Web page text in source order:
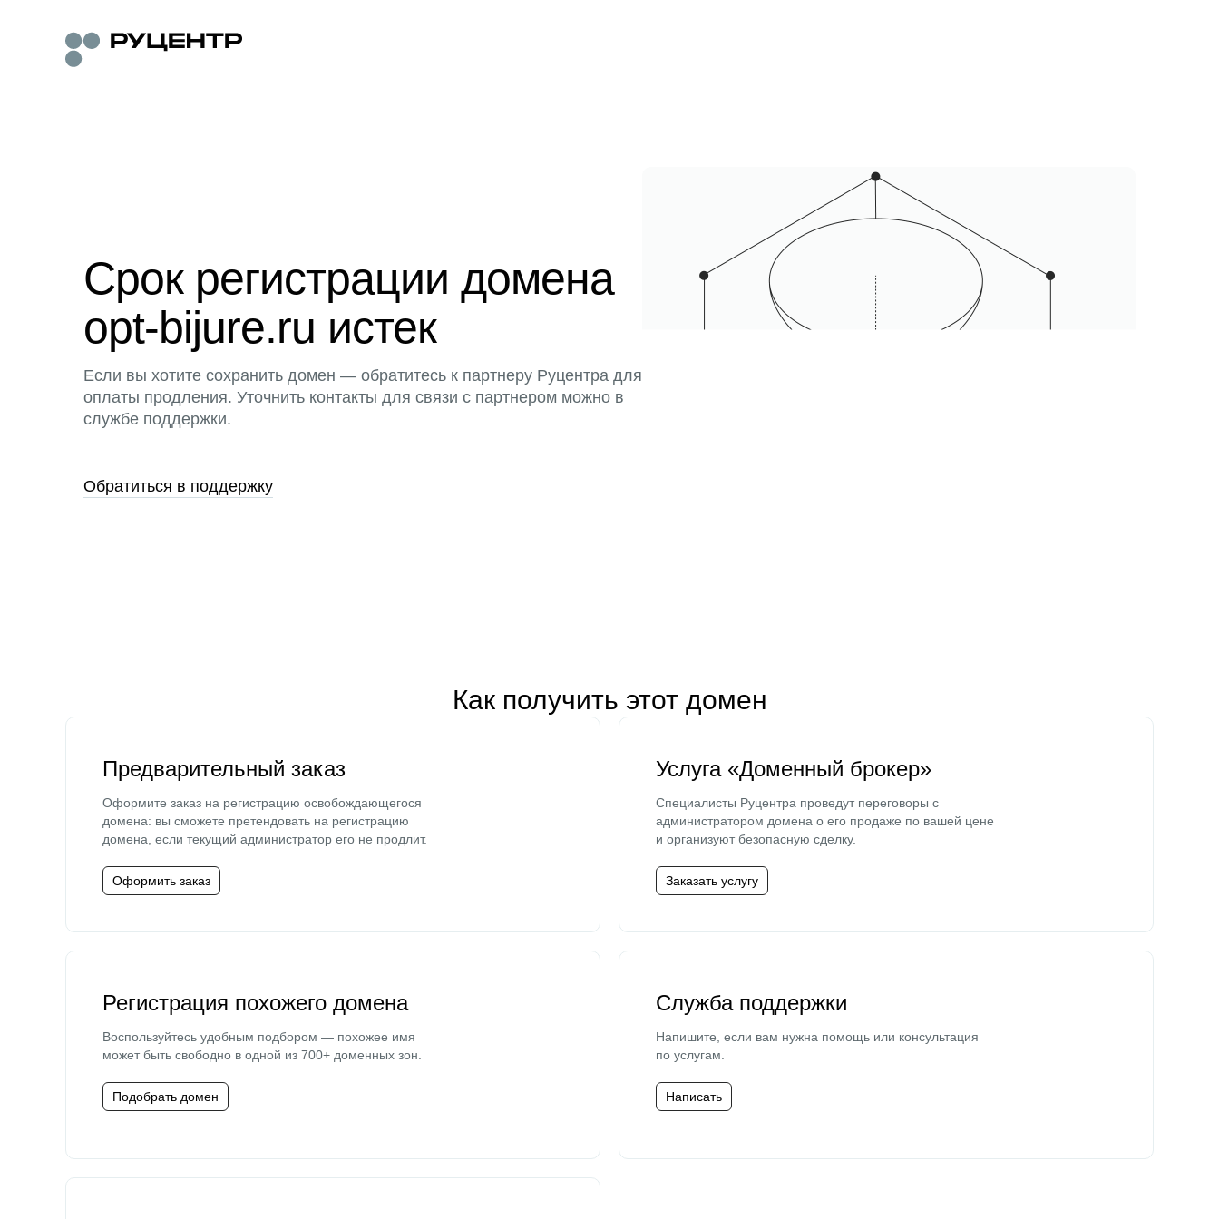
Срок регистрации домена
opt-bijure.ru истек
Если вы хотите сохранить домен — обратитесь к партнеру Руцентра для
оплаты продления. Уточнить контакты для связи с партнером можно в
службе поддержки.
Обратиться в поддержку
Как получить этот домен
Предварительный заказ
Оформите заказ на регистрацию освобождающегося
домена: вы сможете претендовать на регистрацию
домена, если текущий администратор его не продлит.
Оформить заказ
Услуга «Доменный брокер»
Специалисты Руцентра проведут переговоры с
администратором домена о его продаже по вашей цене
и организуют безопасную сделку.
Заказать услугу
Регистрация похожего домена
Воспользуйтесь удобным подбором — похожее имя
может быть свободно в одной из 700+ доменных зон.
Подобрать домен
Служба поддержки
Напишите, если вам нужна помощь или консультация
по услугам.
Написать